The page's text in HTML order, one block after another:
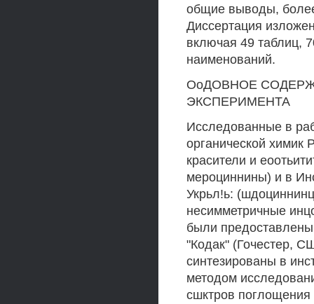
общие выводы,
Диссертация
включая 49 таблиц,
наименований.
ОоДОВНОЕ
ЭКСПЕРИМЕНТА
Исследованные в
органической химик
красители и
мероциннины) и в
Укрьл!ь:
несимметричные
были
"Кодак" (Гочестер,
синтезированы в
методом
сшктров